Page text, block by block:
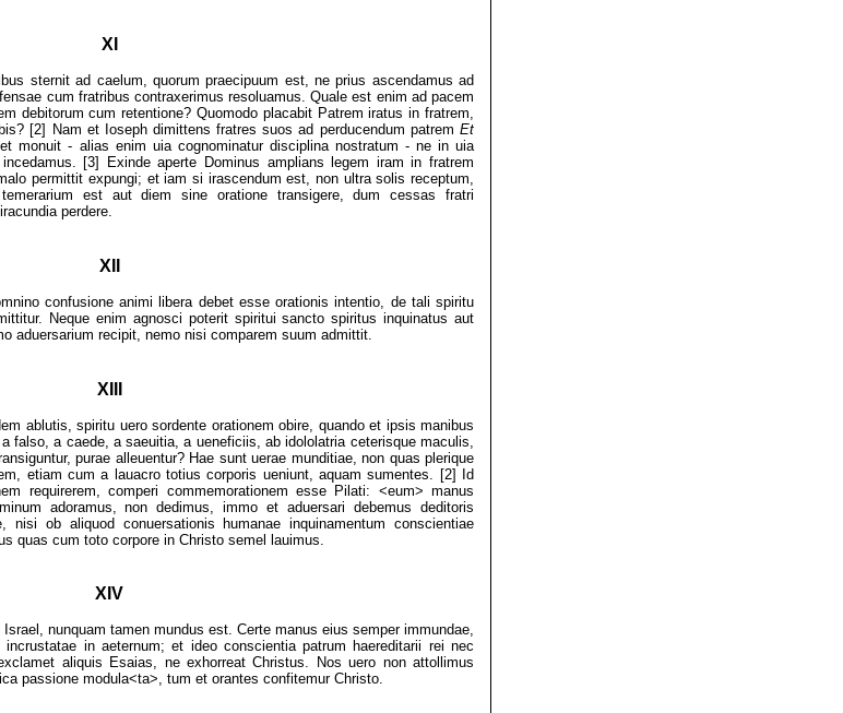
XI
sternit ad caelum, quorum praecipuum est, ne prius ascendamus ad
cum fratribus contraxerimus resoluamus. Quale est enim ad pacem
debitorum cum retentione? Quomodo placabit Patrem iratus in fratrem,
[2] Nam et Ioseph dimittens fratres suos ad perducendum patrem Et
monuit - alias enim uia cognominatur disciplina nostratum - ne in uia
[3] Exinde aperte Dominus amplians legem iram in fratrem
permittit expungi; et iam si irascendum est, non ultra solis receptum,
est aut diem sine oratione transigere, dum cessas fratri
perdere.
XII
confusione animi libera debet esse orationis intentio, de tali spiritu
Neque enim agnosci poterit spiritui sancto spiritus inquinatus aut
aduersarium recipit, nemo nisi comparem suum admittit.
XIII
ablutis, spiritu uero sordente orationem obire, quando et ipsis manibus
falso, a caede, a saeuitia, a ueneficiis, ab idololatria ceterisque maculis,
purae alleuentur? Hae sunt uerae munditiae, non quas plerique
etiam cum a lauacro totius corporis ueniunt, aquam sumentes. [2] Id
requirerem, comperi commemorationem esse Pilati: <eum> manus
adoramus, non dedimus, immo et aduersari debemus deditoris
nisi ob aliquod conuersationis humanae inquinamentum conscientiae
quas cum toto corpore in Christo semel lauimus.
XIV
nunquam tamen mundus est. Certe manus eius semper immundae,
in aeternum; et ideo conscientia patrum haereditarii rei nec
aliquis Esaias, ne exhorreat Christus. Nos uero non attollimus
passione modula<ta>, tum et orantes confitemur Christo.